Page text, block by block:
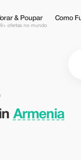
& Poupar
ofertas no mundo
Como
Armenia